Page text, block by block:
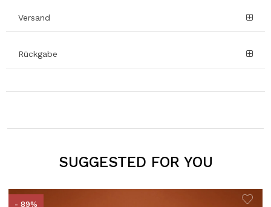
Versand
Rückgabe
SUGGESTED FOR YOU
- 89%